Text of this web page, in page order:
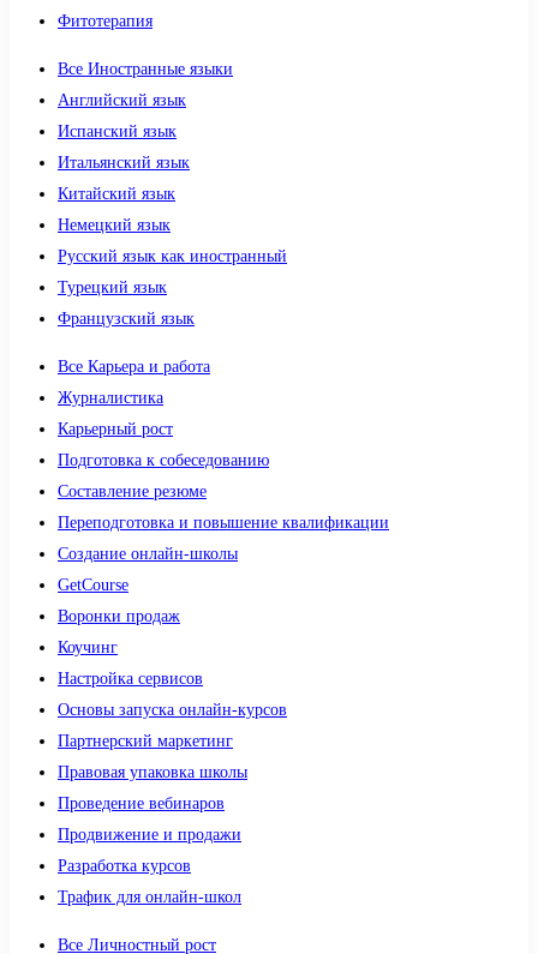
Фитотерапия
Все Иностранные языки
Английский язык
Испанский язык
Итальянский язык
Китайский язык
Немецкий язык
Русский язык как иностранный
Турецкий язык
Французский язык
Все Карьера и работа
Журналистика
Карьерный рост
Подготовка к собеседованию
Составление резюме
Переподготовка и повышение квалификации
Создание онлайн-школы
GetCourse
Воронки продаж
Коучинг
Настройка сервисов
Основы запуска онлайн-курсов
Партнерский маркетинг
Правовая упаковка школы
Проведение вебинаров
Продвижение и продажи
Разработка курсов
Трафик для онлайн-школ
Все Личностный рост